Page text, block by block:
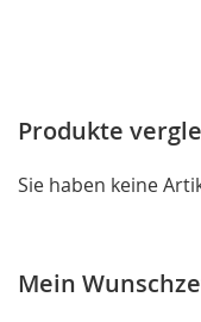
Produkte
Sie haben keine
Mein